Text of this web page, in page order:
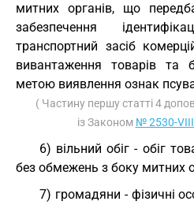
митних органів, що
забезпечення
транспортний засіб
вивантаження товарів та
метою виявлення ознак
( Частину першу статті 4
із Законом № 2530-VIII
6) вільний обіг - обіг
без обмежень з боку митних
7) громадяни - фізичні